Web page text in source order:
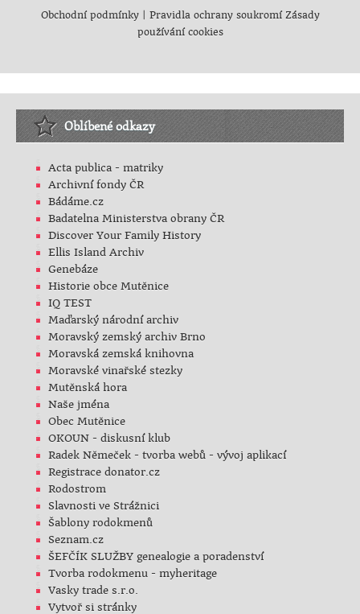
Obchodní podmínky| Pravidla ochrany soukromí Zásady
používání cookies
Oblíbené odkazy
Acta publica - matriky
Archivní fondy ČR
Bádáme.cz
Badatelna Ministerstva obrany ČR
Discover Your Family History
Ellis Island Archiv
Genebáze
Historie obce Mutěnice
IQ TEST
Maďarský národní archiv
Moravský zemský archiv Brno
Moravská zemská knihovna
Moravské vinařské stezky
Mutěnská hora
Naše jména
Obec Mutěnice
OKOUN - diskusní klub
Radek Němeček - tvorba webů - vývoj aplikací
Registrace donator.cz
Rodostrom
Slavnosti ve Strážnici
Šablony rodokmenů
Seznam.cz
ŠEFČÍK SLUŽBY genealogie a poradenství
Tvorba rodokmenu - myheritage
Vasky trade s.r.o.
Vytvoř si stránky